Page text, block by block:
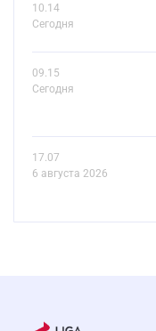
10.14
Сегодня
09.15
Сегодня
17.07
6 августа 2026